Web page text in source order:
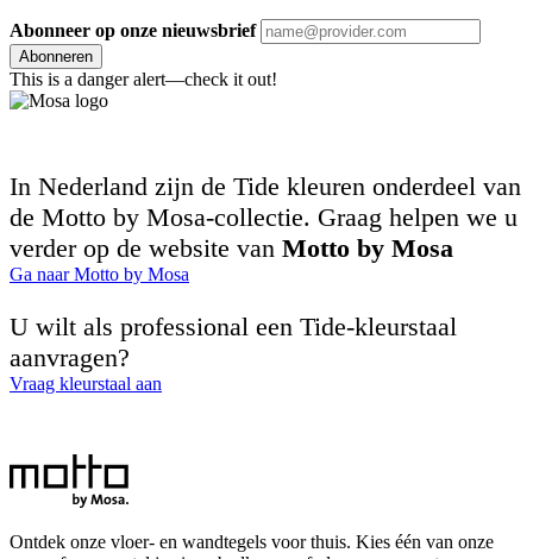
Abonneer op onze nieuwsbrief
Abonneren
This is a danger alert—check it out!
In Nederland zijn de Tide kleuren onderdeel van
de Motto by Mosa-collectie. Graag helpen we u
verder op de website van Motto by Mosa
Ga naar Motto by Mosa
U wilt als professional een Tide-kleurstaal
aanvragen?
Vraag kleurstaal aan
Ontdek onze vloer- en wandtegels voor thuis. Kies één van onze